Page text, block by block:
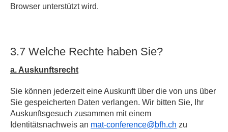
Browser unterstützt wird.
3.7 Welche Rechte haben Sie?
a. Auskunftsrecht
Sie können jederzeit eine Auskunft über die von uns über
Sie gespeicherten Daten verlangen. Wir bitten Sie, Ihr
Auskunftsgesuch zusammen mit einem
Identitätsnachweis an mat-conference@bfh.ch zu